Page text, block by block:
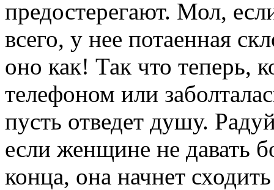
предостерегают. Мол,
всего, у нее потаенная
оно как! Так что теперь,
телефоном или
пусть отведет душу.
если женщине не давать
конца, она начнет